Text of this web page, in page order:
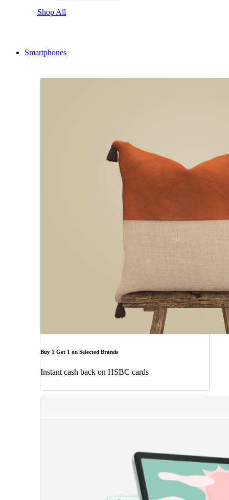
Shop All
Smartphones
Buy 1 Get 1 on Selected Brands
Instant cash back on HSBC cards